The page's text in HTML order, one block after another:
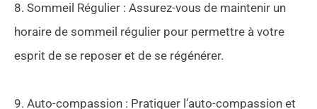
8. Sommeil Régulier : Assurez-vous de maintenir un
horaire de sommeil régulier pour permettre à votre
esprit de se reposer et de se régénérer.
9. Auto-compassion : Pratiquer l’auto-compassion et